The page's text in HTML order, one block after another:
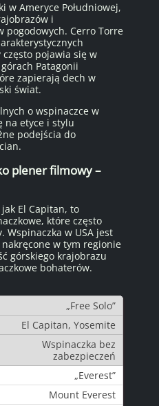
w Ameryce Południowej,
i
pogodowych. Cerro Torre
pojawia się w
Patagonii
zapierają dech w
świat.
o wspinaczce w
na etyce i stylu
podejścia do
plener filmowy –
El Capitan, to
które często
Wspinaczka w USA jest
w tym regionie
górskiego krajobrazu
bohaterów.
„Free Solo”
El Capitan, Yosemite
Wspinaczka bez
zabezpieczeń
„Everest”
Mount Everest